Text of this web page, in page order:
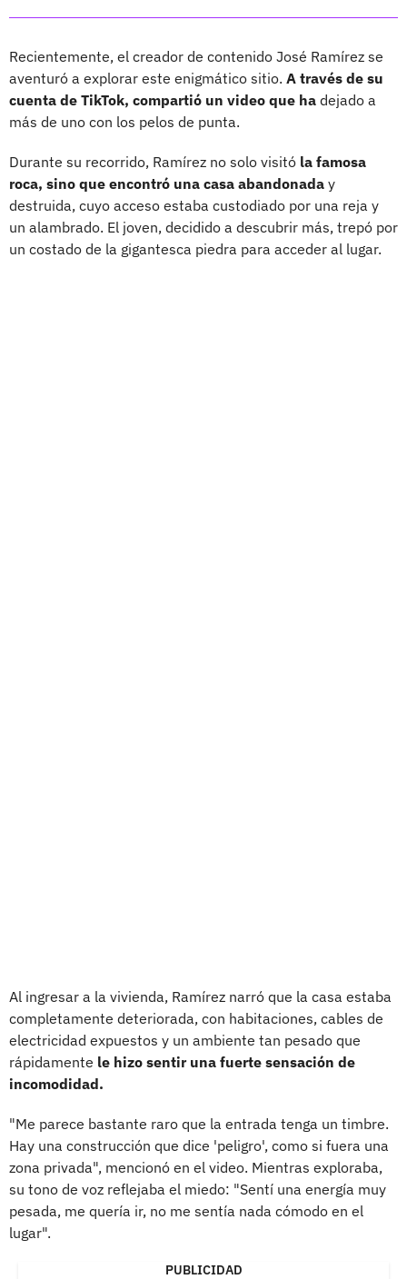
Recientemente, el creador de contenido José Ramírez se
aventuró a explorar este enigmático sitio. A través de su
cuenta de TikTok, compartió un video que ha dejado a
más de uno con los pelos de punta.
Durante su recorrido, Ramírez no solo visitó la famosa
roca, sino que encontró una casa abandonada y
destruida, cuyo acceso estaba custodiado por una reja y
un alambrado. El joven, decidido a descubrir más, trepó por
un costado de la gigantesca piedra para acceder al lugar.
Al ingresar a la vivienda, Ramírez narró que la casa estaba
completamente deteriorada, con habitaciones, cables de
electricidad expuestos y un ambiente tan pesado que
rápidamente le hizo sentir una fuerte sensación de
incomodidad.
"Me parece bastante raro que la entrada tenga un timbre.
Hay una construcción que dice 'peligro', como si fuera una
zona privada", mencionó en el video. Mientras exploraba,
su tono de voz reflejaba el miedo: "Sentí una energía muy
pesada, me quería ir, no me sentía nada cómodo en el
lugar".
PUBLICIDAD